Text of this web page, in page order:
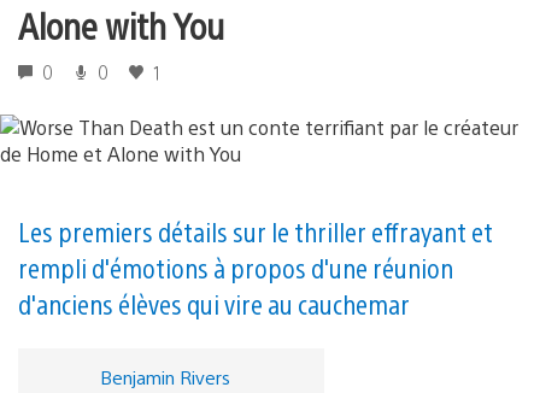
Alone with You
0 0 1
Les premiers détails sur le thriller effrayant et
rempli d'émotions à propos d'une réunion
d'anciens élèves qui vire au cauchemar
Benjamin Rivers